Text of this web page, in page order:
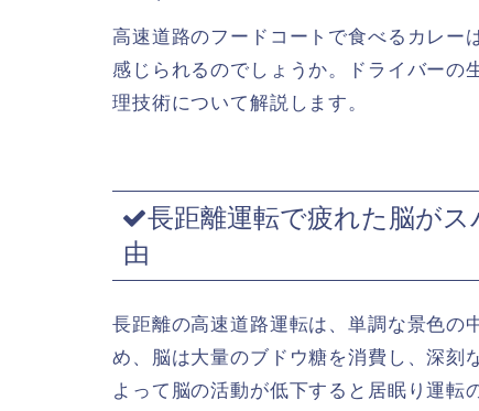
高速道路のフードコートで食べるカレー
感じられるのでしょうか。ドライバーの
理技術について解説します。
長距離運転で疲れた脳が
由
長距離の高速道路運転は、単調な景色の
め、脳は大量のブドウ糖を消費し、深刻
よって脳の活動が低下すると居眠り運転